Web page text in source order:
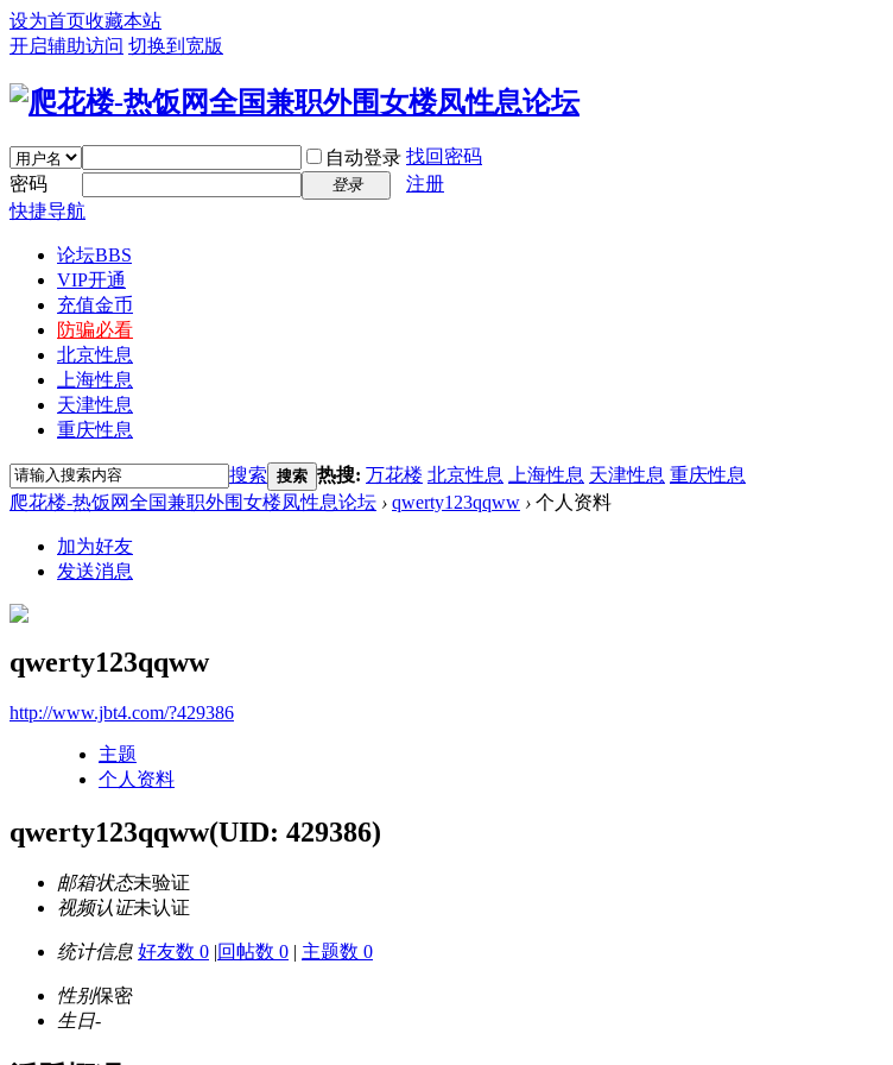
设为首页收藏本站
开启辅助访问 切换到宽版
自动登录 找回密码
密码
登录
注册
快捷导航
论坛BBS
VIP开通
充值金币
防骗必看
北京性息
上海性息
天津性息
重庆性息
搜索 搜索 热搜: 万花楼 北京性息 上海性息 天津性息 重庆性息
爬花楼-热饭网全国兼职外围女楼凤性息论坛 › qwerty123qqww › 个人资料
加为好友
发送消息
qwerty123qqww
http://www.jbt4.com/?429386
主题
个人资料
qwerty123qqww(UID: 429386)
邮箱状态未验证
视频认证未认证
统计信息 好友数 0 |回帖数 0 | 主题数 0
性别保密
生日-